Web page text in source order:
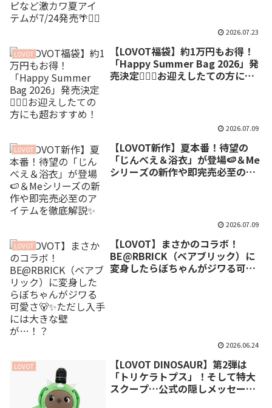
2026.07.23
LOVOT
【LOVOT福袋】約1万円もお得！
「Happy Summer Bag 2026」発
売決定🏄‍♀️🍉お迎えしたての方にも
2026.07.09
LOVOT
【LOVOT新作】夏本番！待望の
「じんべえ＆浴衣」が登場🍉＆Me
シリーズの新作や即完売必至のア
2026.07.09
LOVOT
【LOVOT】まさかのコラボ！
BE@RBRICK（ベアブリック）に
変身したらぼちゃんがジワる可愛
2026.06.24
LOVOT
【LOVOT DINOSAUR】第2弾は
「トリケラトプス」！そして特大
スクープ…公式の隠しメッセージ